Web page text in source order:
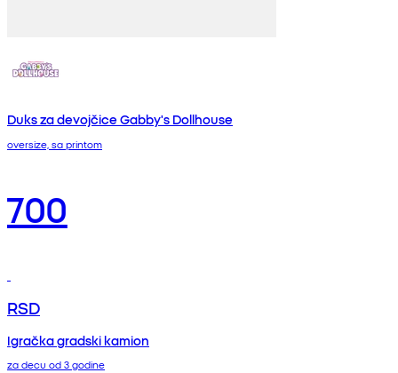
Duks za devojčice Gabby's Dollhouse
oversize, sa printom
700
RSD
Igračka gradski kamion
za decu od 3 godine